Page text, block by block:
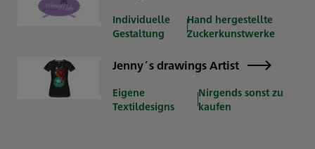
Individuelle
Gestaltung
Hand hergestellte
Zuckerkunstwerke
Jenny´s drawings Artist
Eigene
Textildesigns
Nirgends sonst zu
kaufen